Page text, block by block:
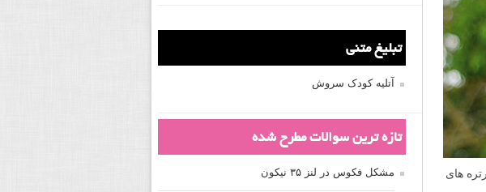
های
تبلیغ متنی
آتلیه کودک سروش
تازه ترین سوالات مطرح شده
مشکل فکوس در لنز ۳۵ نیکون